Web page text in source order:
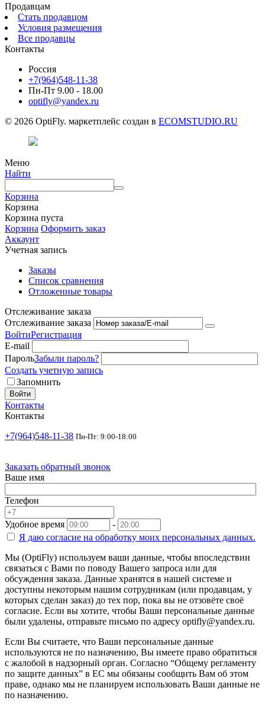
Продавцам
Стать продавцом
Условия размещения
Все продавцы
Контакты
Россия
+7(964)548-11-38
Пн-Пт 9.00 - 18.00
optifly@yandex.ru
© 2026 OptiFly. маркетплейс создан в ECOMSTUDIO.RU
Меню
Найти
Корзина
Корзина
Корзина пуста
Корзина Оформить заказ
Аккаунт
Учетная запись
Заказы
Список сравнения
Отложенные товары
Отслеживание заказа
Отслеживание заказа
ВойтиРегистрация
E-mail
ПарольЗабыли пароль?
Создать учетную запись
Запомнить
Войти
Контакты
Контакты
+7(964)548-11-38 Пн-Пт: 9:00-18:00
Заказать обратный звонок
Ваше имя
Телефон
Удобное время
-
Я даю согласие на обработку моих персональных данных.
Мы (OptiFly) используем ваши данные, чтобы впоследствии
связаться с Вами по поводу Вашего запроса или для
обсуждения заказа. Данные хранятся в нашей системе и
доступны некоторым нашим сотрудникам (или продавцам, у
которых сделан заказ) до тех пор, пока вы не отзовёте своё
согласие. Если вы хотите, чтобы Ваши персональные данные
были удалены, отправьте письмо по адресу optifly@yandex.ru.
Если Вы считаете, что Ваши персональные данные
используются не по назначению, Вы имеете право обратиться
с жалобой в надзорный орган. Согласно “Общему регламенту
по защите данных” в ЕС мы обязаны сообщить Вам об этом
праве, однако мы не планируем использовать Ваши данные не
по назначению.